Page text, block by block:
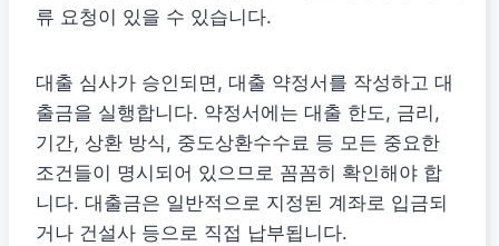
류 요청이 있을 수 있습니다.
대출 심사가 승인되면, 대출 약정서를 작성하고 대
출금을 실행합니다. 약정서에는 대출 한도, 금리,
기간, 상환 방식, 중도상환수수료 등 모든 중요한
조건들이 명시되어 있으므로 꼼꼼히 확인해야 합
니다. 대출금은 일반적으로 지정된 계좌로 입금되
거나 건설사 등으로 직접 납부됩니다.